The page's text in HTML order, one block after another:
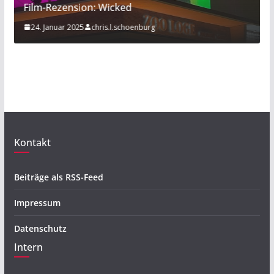
Film-Rezension: Wicked
24. Januar 2025 chris.l.schoenburg
Kontakt
Beiträge als RSS-Feed
Impressum
Datenschutz
Intern